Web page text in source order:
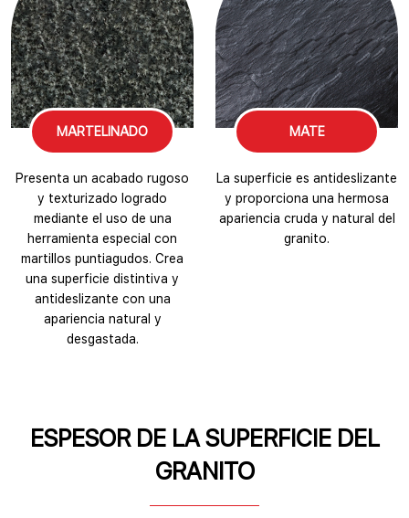
MARTELINADO
Presenta un acabado rugoso
y texturizado logrado
mediante el uso de una
herramienta especial con
martillos puntiagudos. Crea
una superficie distintiva y
antideslizante con una
apariencia natural y
desgastada.
MATE
La superficie es antideslizante
y proporciona una hermosa
apariencia cruda y natural del
granito.
ESPESOR DE LA SUPERFICIE DEL
GRANITO